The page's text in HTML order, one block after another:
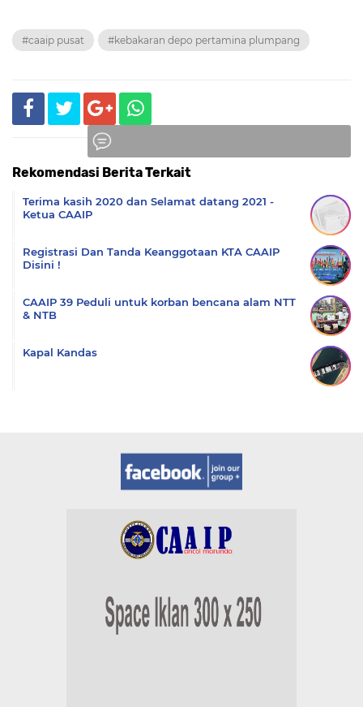
#caaip pusat #kebakaran depo pertamina plumpang
Rekomendasi Berita Terkait
Terima kasih 2020 dan Selamat datang 2021 -
Ketua CAAIP
Registrasi Dan Tanda Keanggotaan KTA CAAIP
Disini !
CAAIP 39 Peduli untuk korban bencana alam NTT
& NTB
Kapal Kandas